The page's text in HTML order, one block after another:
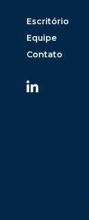
Escritório
Equipe
Contato